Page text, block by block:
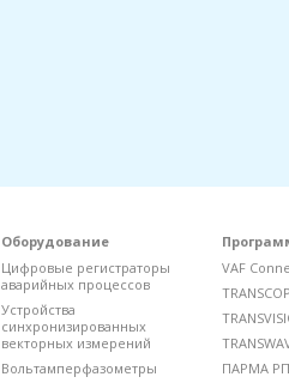
Оборудование
Цифровые регистраторы
аварийных процессов
Устройства
синхронизированных
векторных измерений
Вольтамперфазометры
VAF
ПАРМА